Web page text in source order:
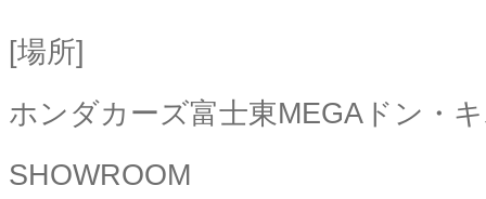
[場所]
ホンダカーズ富士東MEGAドン・
SHOWROOM